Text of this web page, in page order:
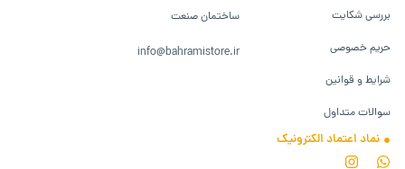
بررسی شکایت
حریم خصوصی
شرایط و قوانین
سوالات متداول
ساختمان صنعت
info@bahramistore.ir
نماد اعتماد الکترونیک